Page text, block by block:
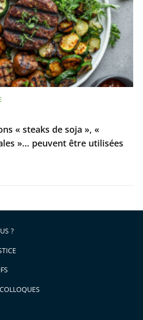
« steaks de soja », «
»… peuvent être utilisées
?